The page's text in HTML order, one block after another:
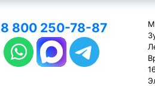
8 800 250-78-87